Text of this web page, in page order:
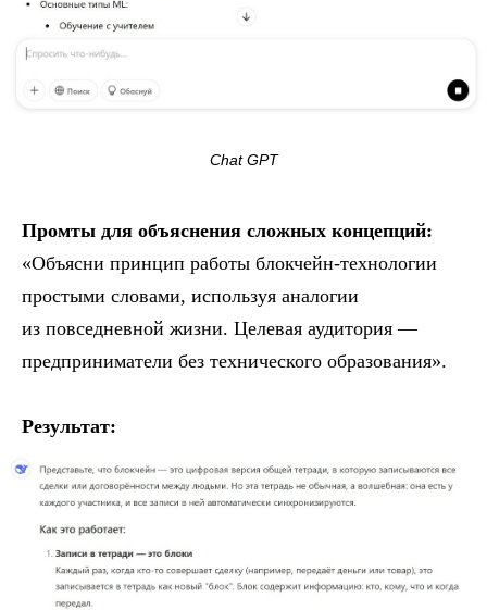
Chat GPT
Промты для объяснения сложных концепций:
«Объясни принцип работы блокчейн-технологии
простыми словами, используя аналогии
из повседневной жизни. Целевая аудитория —
предприниматели без технического образования».
Результат: